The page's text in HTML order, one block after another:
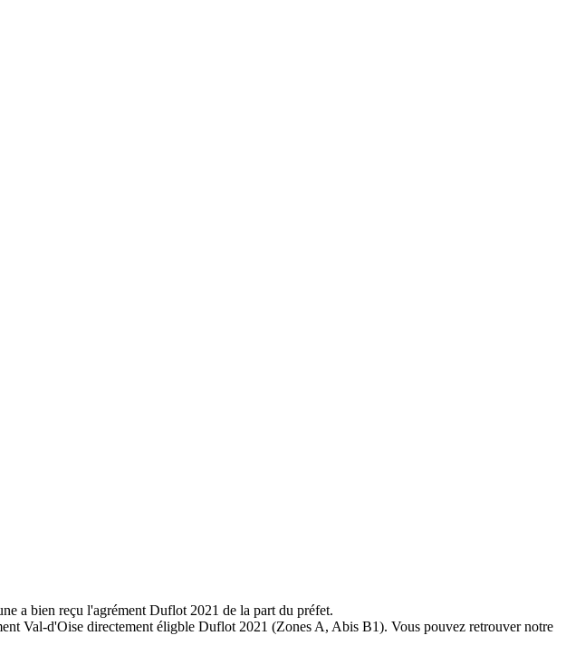
a bien reçu l'agrément Duflot 2021 de la part du préfet.
Val-d'Oise directement éligble Duflot 2021 (Zones A, Abis B1). Vous pouvez retrouver notre